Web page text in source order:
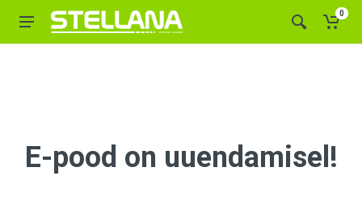
0
E-pood on uuendamisel!